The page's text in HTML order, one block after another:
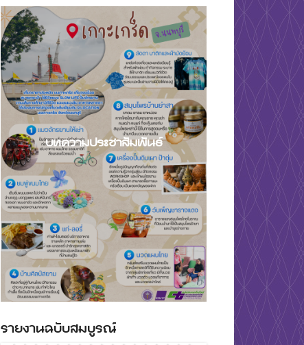
บทความประชาสัมพันธ์
รายงานฉบับสมบูรณ์